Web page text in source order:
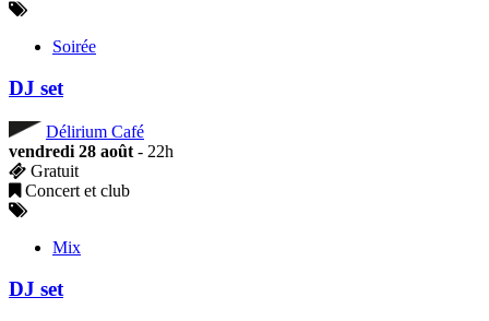
Soirée
DJ set
Délirium Café
vendredi 28 août - 22h
Gratuit
Concert et club
Mix
DJ set